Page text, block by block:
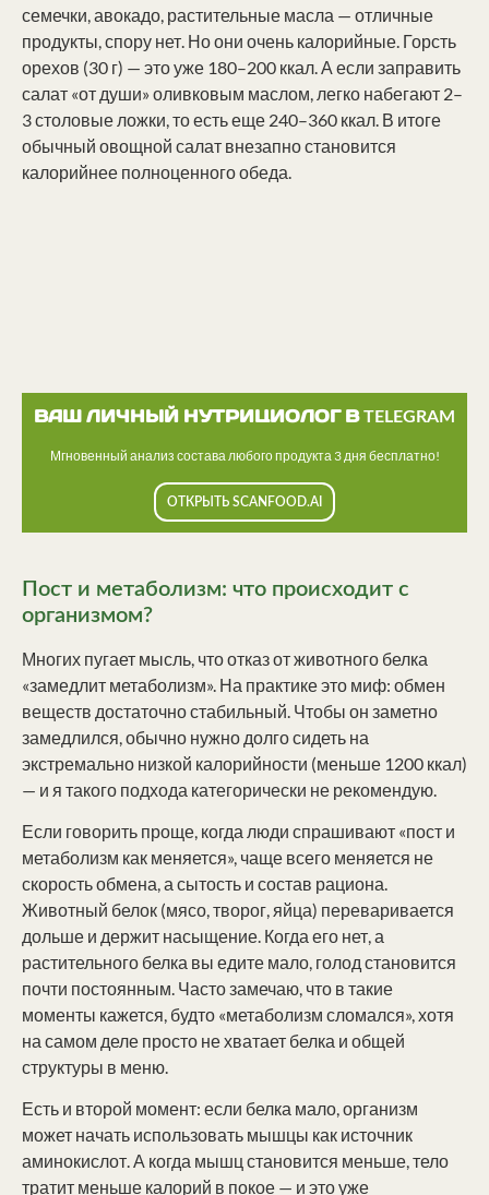
семечки, авокадо, растительные масла — отличные
продукты, спору нет. Но они очень калорийные. Горсть
орехов (30 г) — это уже 180–200 ккал. А если заправить
салат «от души» оливковым маслом, легко набегают 2–
3 столовые ложки, то есть еще 240–360 ккал. В итоге
обычный овощной салат внезапно становится
калорийнее полноценного обеда.
ВАШ ЛИЧНЫЙ НУТРИЦИОЛОГ В TELEGRAM
Мгновенный анализ состава любого продукта 3 дня бесплатно!
ОТКРЫТЬ SCANFOOD.AI
Пост и метаболизм: что происходит с
организмом?
Многих пугает мысль, что отказ от животного белка
«замедлит метаболизм». На практике это миф: обмен
веществ достаточно стабильный. Чтобы он заметно
замедлился, обычно нужно долго сидеть на
экстремально низкой калорийности (меньше 1200 ккал)
— и я такого подхода категорически не рекомендую.
Если говорить проще, когда люди спрашивают «пост и
метаболизм как меняется», чаще всего меняется не
скорость обмена, а сытость и состав рациона.
Животный белок (мясо, творог, яйца) переваривается
дольше и держит насыщение. Когда его нет, а
растительного белка вы едите мало, голод становится
почти постоянным. Часто замечаю, что в такие
моменты кажется, будто «метаболизм сломался», хотя
на самом деле просто не хватает белка и общей
структуры в меню.
Есть и второй момент: если белка мало, организм
может начать использовать мышцы как источник
аминокислот. А когда мышц становится меньше, тело
тратит меньше калорий в покое — и это уже